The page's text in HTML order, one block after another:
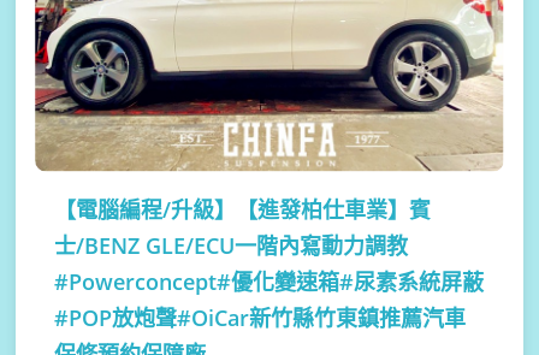
【電腦編程/升級】
【進發柏仕車業】賓
士/BENZ GLE/ECU一階內寫動力調教
#Powerconcept#優化變速箱#尿素系統屏蔽
#POP放炮聲#OiCar新竹縣竹東鎮推薦汽車